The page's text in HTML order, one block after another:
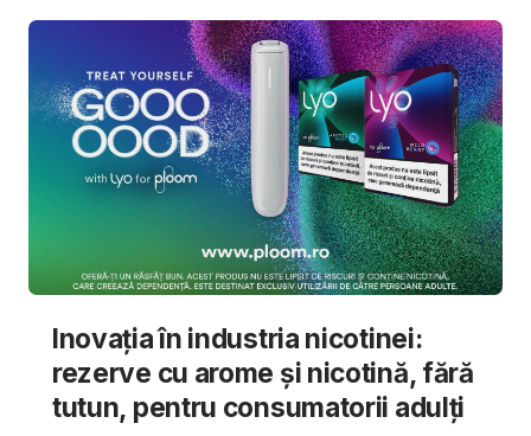
Inovația în industria nicotinei:
rezerve cu arome și nicotină, fără
tutun, pentru consumatorii adulți